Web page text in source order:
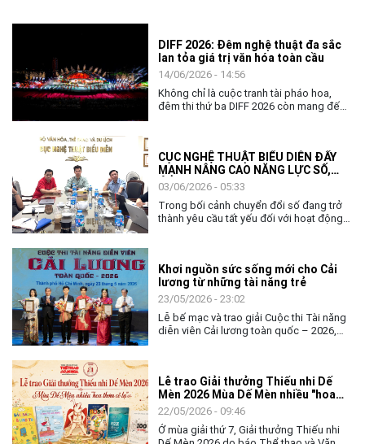
DIFF 2026: Đêm nghệ thuật đa sắc
lan tỏa giá trị văn hóa toàn cầu
14/06/2026 - 14:56
Không chỉ là cuộc tranh tài pháo hoa,
đêm thi thứ ba DIFF 2026 còn mang đến
CỤC NGHỆ THUẬT BIỂU DIỄN ĐẨY
MẠNH NÂNG CAO NĂNG LỰC SỐ,
ỨNG DỤNG AI TRONG THỰC THI
CÔNG VỤ
03/06/2026 - 05:33
Trong bối cảnh chuyển đổi số đang trở
thành yêu cầu tất yếu đối với hoạt động
càng có ý nghĩa quan trọng. Với tinh thần
chủ động thích ứng và đổi mới, ngày
02/6, Cục Nghệ thuật biểu diễn đã tổ
chức chương trình tập huấn, bồi dưỡng
về chuyển đổi số và ứng dụng AI cho
toàn thể lãnh đạo, công chức và người
Khơi nguồn sức sống mới cho Cải
lương từ những tài năng trẻ
23/05/2026 - 23:02
Lễ bế mạc và trao giải Cuộc thi Tài năng
diễn viên Cải lương toàn quốc – 2026,
giữ và làm mới nghệ thuật Cải lương
trong đời sống đương đại.
Lễ trao Giải thưởng Thiếu nhi Dế
Mèn 2026 Mùa Dế Mèn nhiều "hoa
thơm cỏ lạ"
22/05/2026 - 09:46
Ở mùa giải thứ 7, Giải thưởng Thiếu nhi